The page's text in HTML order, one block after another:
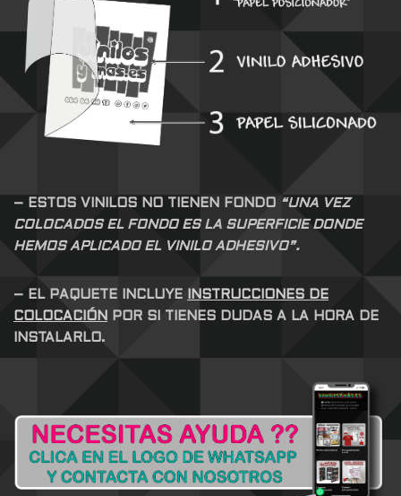
– ESTOS VINILOS NO TIENEN FONDO
“UNA VEZ
COLOCADOS EL FONDO ES LA SUPERFICIE DONDE
HEMOS APLICADO EL VINILO ADHESIVO”.
– EL PAQUETE INCLUYE
INSTRUCCIONES DE
COLOCACIÓN
POR SI TIENES DUDAS A LA HORA DE
INSTALARLO.